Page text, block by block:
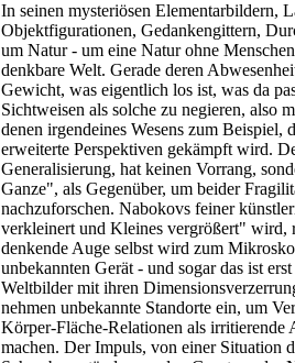
In seinen mysteriösen Elementarbildern,
Objektfigurationen, Gedankengittern,
um Natur - um eine Natur ohne
denkbare Welt. Gerade deren
Gewicht, was eigentlich los ist, was da
Sichtweisen als solche zu negieren, also
denen irgendeines Wesens zum Beispiel,
erweiterte Perspektiven gekämpft wird.
Generalisierung, hat keinen Vorrang,
Ganze", als Gegenüber, um beider
nachzuforschen. Nabokovs feiner
verkleinert und Kleines vergrößert" wird,
denkende Auge selbst wird zum
unbekannten Gerät - und sogar das ist
Weltbilder mit ihren
nehmen unbekannte Standorte ein, um
Körper-Fläche-Relationen als irritierende
machen. Der Impuls, von einer Situation